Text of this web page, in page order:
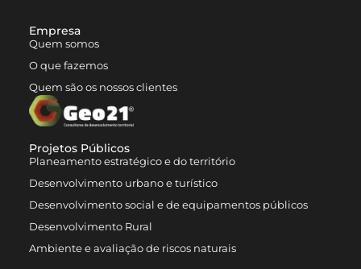
Empresa
Quem somos
O que fazemos
Quem são os nossos clientes
Projetos Públicos
Planeamento estratégico e do território
Desenvolvimento urbano e turístico
Desenvolvimento social e de equipamentos públicos
Desenvolvimento Rural
Ambiente e avaliação de riscos naturais